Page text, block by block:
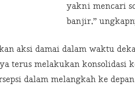
yakni mencari
banjir,”
aksi damai dalam waktu
terus melakukan konsolidasi
dalam melangkah ke